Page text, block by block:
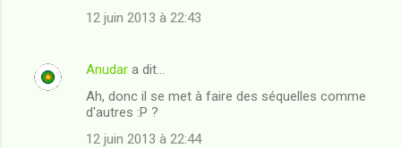
12 juin 2013 à 22:43
Anudar a dit…
Ah, donc il se met à faire des séquelles comme
d'autres :P ?
12 juin 2013 à 22:44